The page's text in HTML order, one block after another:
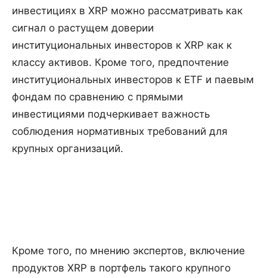
инвестициях в XRP можно рассматривать как
сигнал о растущем доверии
институциональных инвесторов к XRP как к
классу активов. Кроме того, предпочтение
институциональных инвесторов к ETF и паевым
фондам по сравнению с прямыми
инвестициями подчеркивает важность
соблюдения нормативных требований для
крупных организаций.
Кроме того, по мнению экспертов, включение
продуктов XRP в портфель такого крупного